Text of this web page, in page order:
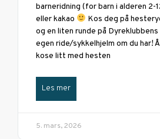
barneridning (for barn i alderen 2-
eller kakao
Kos deg på
og en liten runde på Dyreklubbens
egen ride/sykkelhjelm om du har!
kose litt med hesten
Les mer
5. mars, 2026